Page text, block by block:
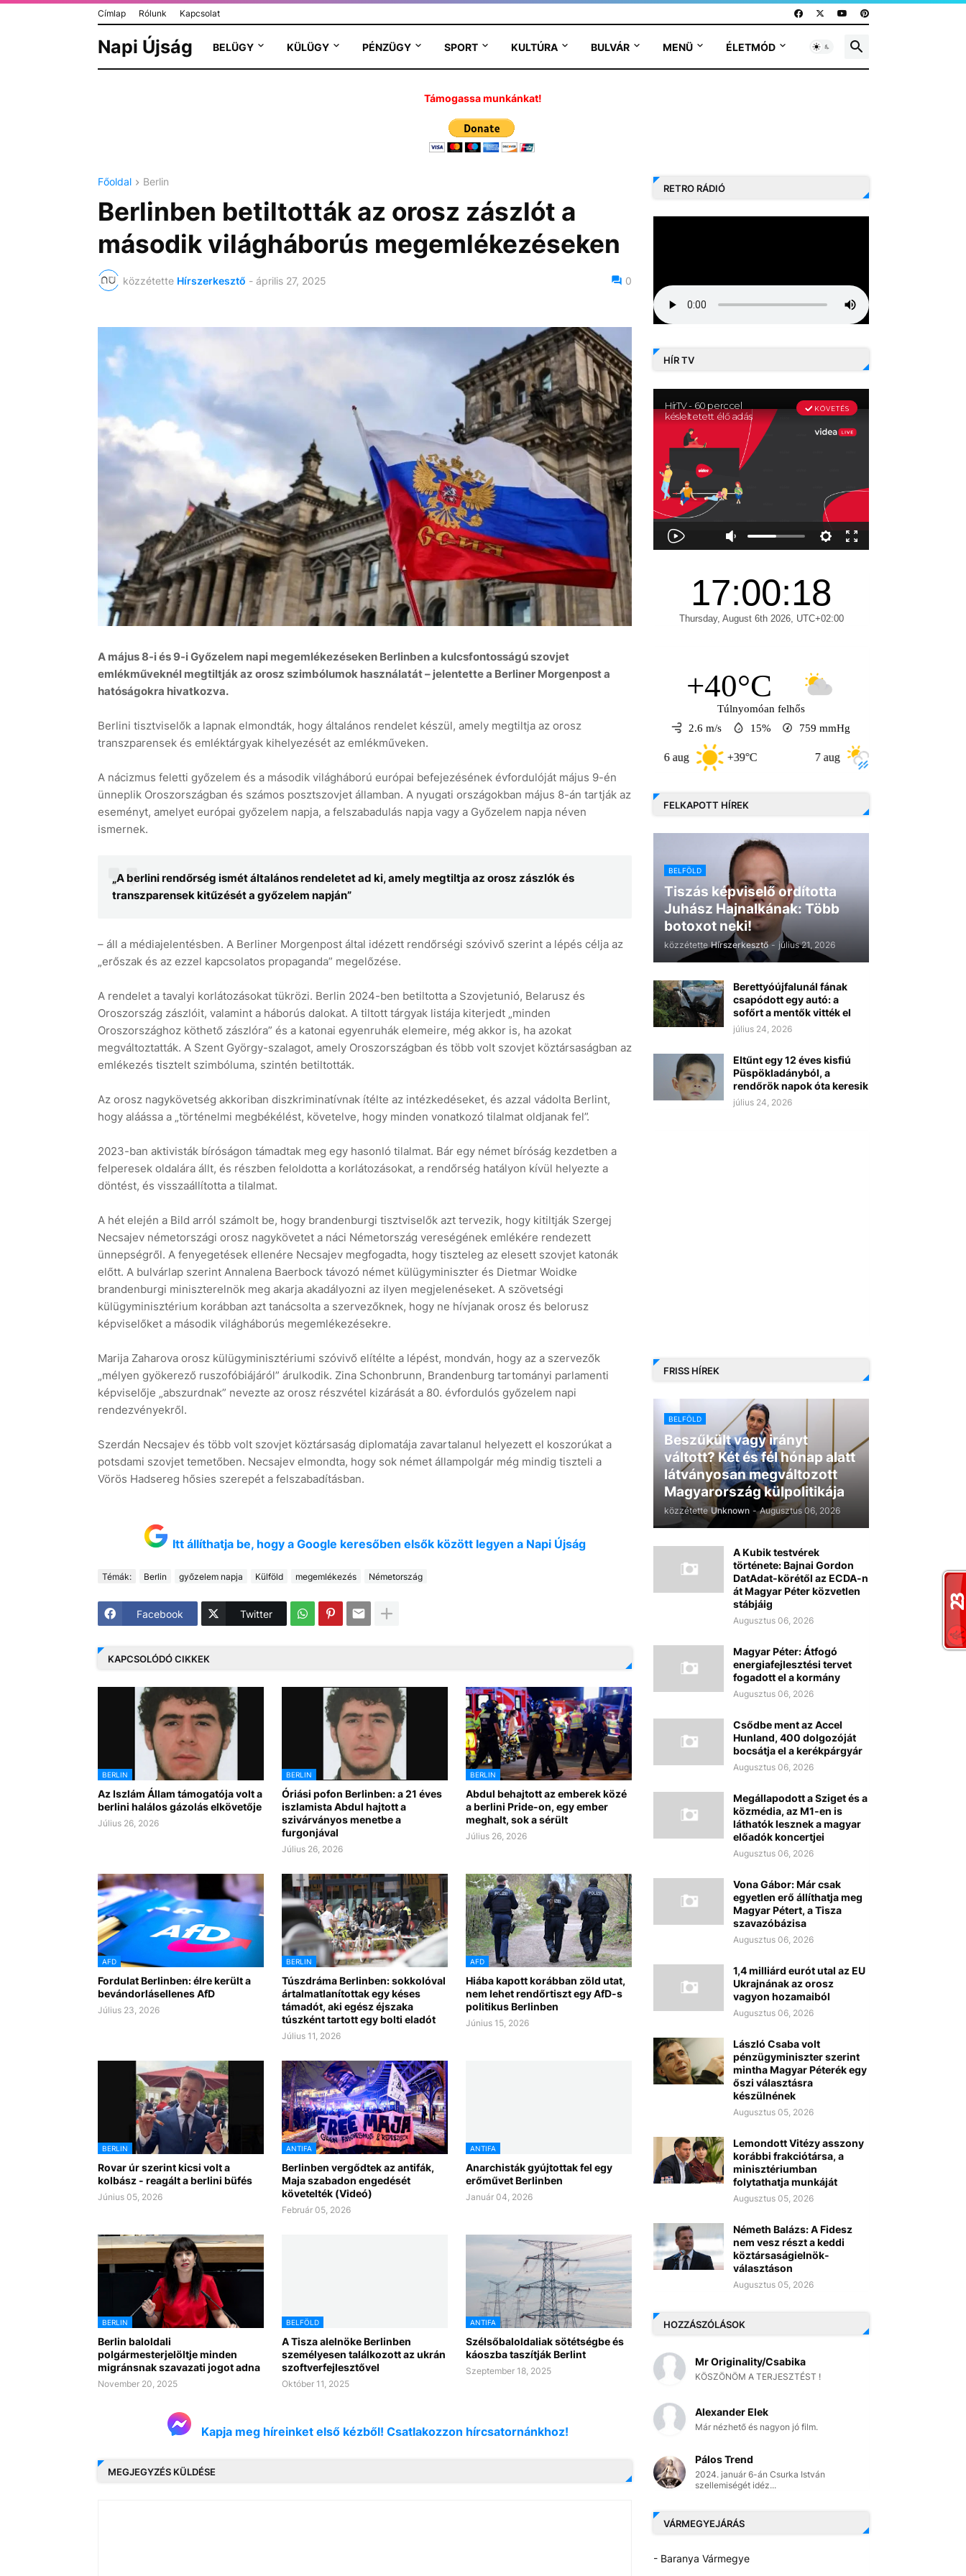
Címlap Rólunk Kapcsolat
Napi Újság BELÜGY KÜLÜGY PÉNZÜGY SPORT KULTÚRA BULVÁR MENÜ ÉLETMÓD
Támogassa munkánkat!
Főoldal Berlin
Berlinben betiltották az orosz zászlót a
második világháborús megemlékezéseken
közzétette Hírszerkesztő - április 27, 2025 0
A május 8-i és 9-i Győzelem napi megemlékezéseken Berlinben a kulcsfontosságú szovjet
emlékműveknél megtiltják az orosz szimbólumok használatát – jelentette a Berliner Morgenpost a
hatóságokra hivatkozva.
Berlini tisztviselők a lapnak elmondták, hogy általános rendelet készül, amely megtiltja az orosz
transzparensek és emléktárgyak kihelyezését az emlékműveken.
A nácizmus feletti győzelem és a második világháború európai befejezésének évfordulóját május 9-én
ünneplik Oroszországban és számos posztszovjet államban. A nyugati országokban május 8-án tartják az
eseményt, amelyet európai győzelem napja, a felszabadulás napja vagy a Győzelem napja néven
ismernek.
„A berlini rendőrség ismét általános rendeletet ad ki, amely megtiltja az orosz zászlók és
transzparensek kitűzését a győzelem napján”
– áll a médiajelentésben. A Berliner Morgenpost által idézett rendőrségi szóvivő szerint a lépés célja az
„erőszak és az ezzel kapcsolatos propaganda” megelőzése.
A rendelet a tavalyi korlátozásokat tükrözi. Berlin 2024-ben betiltotta a Szovjetunió, Belarusz és
Oroszország zászlóit, valamint a háborús dalokat. A tiltott tárgyak listája kiterjedt „minden
Oroszországhoz köthető zászlóra” és a katonai egyenruhák elemeire, még akkor is, ha azokat
megváltoztatták. A Szent György-szalagot, amely Oroszországban és több volt szovjet köztársaságban az
emlékezés tisztelt szimbóluma, szintén betiltották.
Az orosz nagykövetség akkoriban diszkriminatívnak ítélte az intézkedéseket, és azzal vádolta Berlint,
hogy aláássa a „történelmi megbékélést, követelve, hogy minden vonatkozó tilalmat oldjanak fel”.
2023-ban aktivisták bíróságon támadtak meg egy hasonló tilalmat. Bár egy német bíróság kezdetben a
felperesek oldalára állt, és részben feloldotta a korlátozásokat, a rendőrség hatályon kívül helyezte a
döntést, és visszaállította a tilalmat.
A hét elején a Bild arról számolt be, hogy brandenburgi tisztviselők azt tervezik, hogy kitiltják Szergej
Necsajev németországi orosz nagykövetet a náci Németország vereségének emlékére rendezett
ünnepségről. A fenyegetések ellenére Necsajev megfogadta, hogy tiszteleg az elesett szovjet katonák
előtt. A bulvárlap szerint Annalena Baerbock távozó német külügyminiszter és Dietmar Woidke
brandenburgi miniszterelnök meg akarja akadályozni az ilyen megjelenéseket. A szövetségi
külügyminisztérium korábban azt tanácsolta a szervezőknek, hogy ne hívjanak orosz és belorusz
képviselőket a második világháborús megemlékezésekre.
Marija Zaharova orosz külügyminisztériumi szóvivő elítélte a lépést, mondván, hogy az a szervezők
„mélyen gyökerező ruszofóbiájáról” árulkodik. Zina Schonbrunn, Brandenburg tartományi parlamenti
képviselője „abszurdnak” nevezte az orosz részvétel kizárását a 80. évfordulós győzelem napi
rendezvényekről.
Szerdán Necsajev és több volt szovjet köztársaság diplomatája zavartalanul helyezett el koszorúkat a
potsdami szovjet temetőben. Necsajev elmondta, hogy sok német állampolgár még mindig tiszteli a
Vörös Hadsereg hősies szerepét a felszabadításban.
Itt állíthatja be, hogy a Google keresőben elsők között legyen a Napi Újság
Témák: Berlin győzelem napja Külföld megemlékezés Németország
Facebook Twitter
KAPCSOLÓDÓ CIKKEK
BERLIN
Az Iszlám Állam támogatója volt a
berlini halálos gázolás elkövetője
Július 26, 2026
BERLIN
Óriási pofon Berlinben: a 21 éves
iszlamista Abdul hajtott a
szivárványos menetbe a
furgonjával
Július 26, 2026
BERLIN
Abdul behajtott az emberek közé
a berlini Pride-on, egy ember
meghalt, sok a sérült
Július 26, 2026
AFD
Fordulat Berlinben: élre került a
bevándorlásellenes AfD
Július 23, 2026
BERLIN
Túszdráma Berlinben: sokkolóval
ártalmatlanítottak egy késes
támadót, aki egész éjszaka
túszként tartott egy bolti eladót
Július 11, 2026
AFD
Hiába kapott korábban zöld utat,
nem lehet rendőrtiszt egy AfD-s
politikus Berlinben
Június 15, 2026
BERLIN
Rovar úr szerint kicsi volt a
kolbász - reagált a berlini büfés
Június 05, 2026
ANTIFA
Berlinben vergődtek az antifák,
Maja szabadon engedését
követelték (Videó)
Február 05, 2026
ANTIFA
Anarchisták gyújtottak fel egy
erőművet Berlinben
Január 04, 2026
BERLIN
Berlin baloldali
polgármesterjelöltje minden
migránsnak szavazati jogot adna
November 20, 2025
BELFÖLD
A Tisza alelnöke Berlinben
személyesen találkozott az ukrán
szoftverfejlesztővel
Október 11, 2025
ANTIFA
Szélsőbaloldaliak sötétségbe és
káoszba taszítják Berlint
Szeptember 18, 2025
Kapja meg híreinket első kézből! Csatlakozzon hírcsatornánkhoz!
MEGJEGYZÉS KÜLDÉSE
RETRO RÁDIÓ
HÍR TV
+40°C
Túlnyomóan felhős
2.6 m/s
15% 759 mmHg
+39°C +32°C
FELKAPOTT HÍREK
BELFÖLD
Tiszás képviselő ordította
Juhász Hajnalkának: Több
botoxot neki!
közzétette Hírszerkesztő - július 21, 2026
Berettyóújfalunál fának
csapódott egy autó: a
sofőrt a mentők vitték el
július 24, 2026
Eltűnt egy 12 éves kisfiú
Püspökladányból, a
rendőrök napok óta keresik
július 24, 2026
FRISS HÍREK
BELFÖLD
Beszűkült vagy irányt
váltott? Két és fél hónap alatt
látványosan megváltozott
Magyarország külpolitikája
közzétette Unknown - Augusztus 06, 2026
A Kubik testvérek
története: Bajnai Gordon
DatAdat-körétől az ECDA-n
át Magyar Péter közvetlen
stábjáig
Augusztus 06, 2026
Magyar Péter: Átfogó
energiafejlesztési tervet
fogadott el a kormány
Augusztus 06, 2026
Csődbe ment az Accel
Hunland, 400 dolgozóját
bocsátja el a kerékpárgyár
Augusztus 06, 2026
Megállapodott a Sziget és a
közmédia, az M1-en is
láthatók lesznek a magyar
előadók koncertjei
Augusztus 06, 2026
Vona Gábor: Már csak
egyetlen erő állíthatja meg
Magyar Pétert, a Tisza
szavazóbázisa
Augusztus 06, 2026
1,4 milliárd eurót utal az EU
Ukrajnának az orosz
vagyon hozamaiból
Augusztus 06, 2026
László Csaba volt
pénzügyminiszter szerint
mintha Magyar Péterék egy
őszi választásra
készülnének
Augusztus 05, 2026
Lemondott Vitézy asszony
korábbi frakciótársa, a
minisztériumban
folytathatja munkáját
Augusztus 05, 2026
Németh Balázs: A Fidesz
nem vesz részt a keddi
köztársaságielnök-
választáson
Augusztus 05, 2026
HOZZÁSZÓLÁSOK
Mr Originality/Csabika
KÖSZÖNÖM A TERJESZTÉST !
Alexander Elek
Már nézhető és nagyon jó film.
Pálos Trend
2024. január 6-án Csurka István
szellemiségét idéz...
VÁRMEGYEJÁRÁS
- Baranya Vármegye